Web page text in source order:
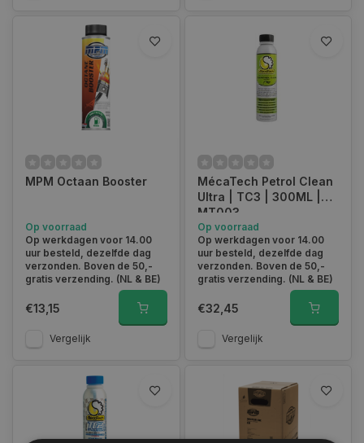
MPM Octaan Booster
Op voorraad
Op werkdagen voor 14.00
uur besteld, dezelfde dag
verzonden. Boven de 50,-
gratis verzending. (NL & BE)
€13,15
Vergelijk
MécaTech Petrol Clean
Ultra | TC3 | 300ML |
MT003
Op voorraad
Op werkdagen voor 14.00
uur besteld, dezelfde dag
verzonden. Boven de 50,-
gratis verzending. (NL & BE)
€32,45
Vergelijk